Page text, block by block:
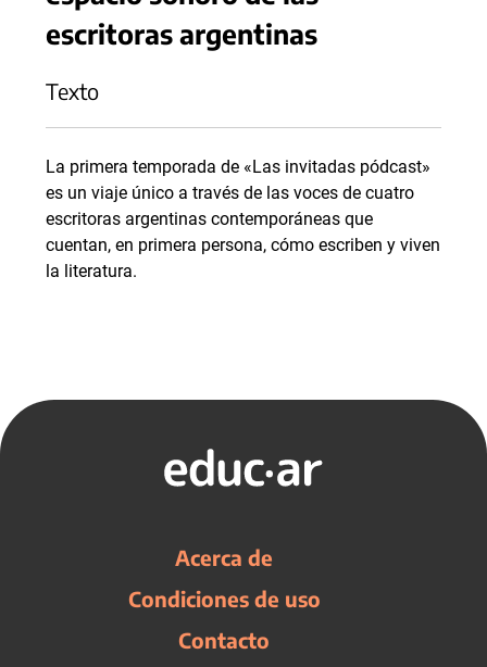
escritoras argentinas
Texto
La primera temporada de «Las invitadas pódcast»
es un viaje único a través de las voces de cuatro
escritoras argentinas contemporáneas que
cuentan, en primera persona, cómo escriben y viven
la literatura.
Acerca de
Condiciones de uso
Contacto